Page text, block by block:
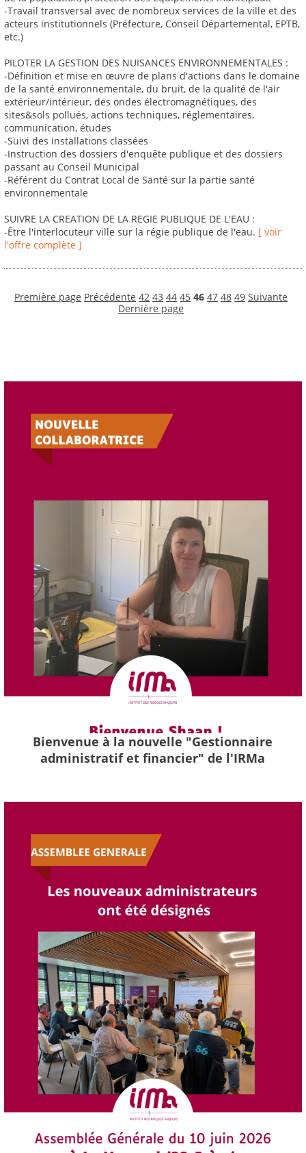
-Travail transversal avec de nombreux services de la ville et des
acteurs institutionnels (Préfecture, Conseil Départemental, EPTB,
etc.)
PILOTER LA GESTION DES NUISANCES ENVIRONNEMENTALES :
-Définition et mise en œuvre de plans d'actions dans le domaine
de la santé environnementale, du bruit, de la qualité de l'air
extérieur/intérieur, des ondes électromagnétiques, des
sites&sols pollués, actions techniques, réglementaires,
communication, études
-Suivi des installations classées
-Instruction des dossiers d'enquête publique et des dossiers
passant au Conseil Municipal
-Référent du Contrat Local de Santé sur la partie santé
environnementale
SUIVRE LA CREATION DE LA REGIE PUBLIQUE DE L'EAU :
-Être l'interlocuteur ville sur la régie publique de l'eau. [ voir
l'offre complète ]
Première page Précédente 42 43 44 45 46 47 48 49 Suivante
Dernière page
Bienvenue à la nouvelle "Gestionnaire
administratif et financier" de l'IRMa